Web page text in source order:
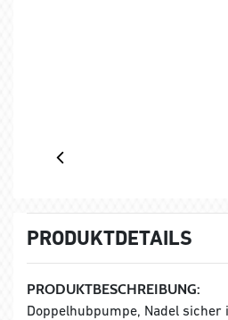
PRODUKTDETAILS
PRODUKTBESCHREIBUNG:
Doppelhubpumpe, Nadel